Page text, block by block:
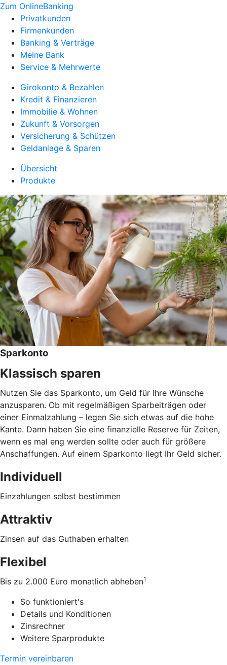
Zum OnlineBanking
Privatkunden
Firmenkunden
Banking & Verträge
Meine Bank
Service & Mehrwerte
Girokonto & Bezahlen
Kredit & Finanzieren
Immobilie & Wohnen
Zukunft & Vorsorgen
Versicherung & Schützen
Geldanlage & Sparen
Übersicht
Produkte
Sparkonto
Klassisch sparen
Nutzen Sie das Sparkonto, um Geld für Ihre Wünsche
anzusparen. Ob mit regelmäßigen Sparbeiträgen oder
einer Einmalzahlung – legen Sie sich etwas auf die hohe
Kante. Dann haben Sie eine finanzielle Reserve für Zeiten,
wenn es mal eng werden sollte oder auch für größere
Anschaffungen. Auf einem Sparkonto liegt Ihr Geld sicher.
Individuell
Einzahlungen selbst bestimmen
Attraktiv
Zinsen auf das Guthaben erhalten
Flexibel
Bis zu 2.000 Euro monatlich abheben1
So funktioniert's
Details und Konditionen
Zinsrechner
Weitere Sparprodukte
Termin vereinbaren